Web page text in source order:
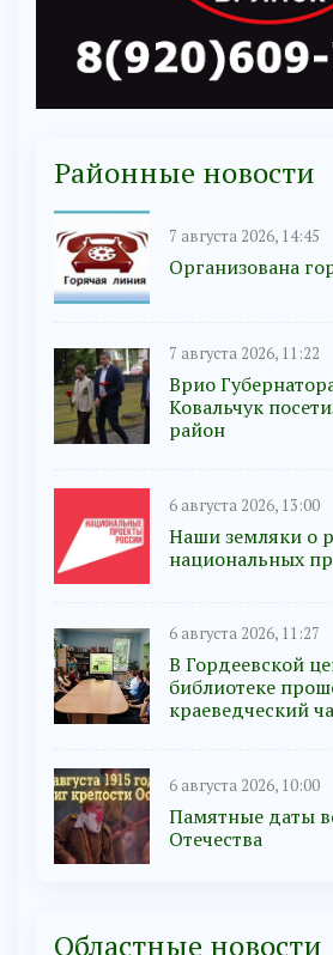
Районные новости
7 августа 2026, 14:45
Организована
7 августа 2026, 11:22
Врио
Ковальчук
район
6 августа 2026, 13:00
Наши земляки о
национальных
6 августа 2026, 11:27
В Гордеевской
библиотеке
краеведческий
6 августа 2026, 10:00
Памятные даты
Отечества
Областные новости